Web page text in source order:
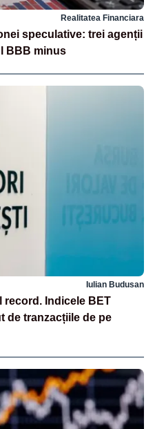
Realitatea Financiara
speculative: trei agenții
BBB minus
Iulian Budusan
record. Indicele BET
de tranzacțiile de pe